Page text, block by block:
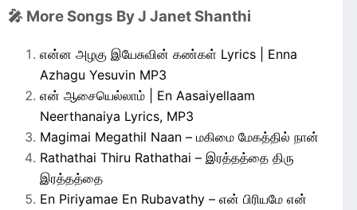
🎤 More Songs By J Janet Shanthi
என்ன அழகு இயேசுவின் கண்கள் Lyrics | Enna
Azhagu Yesuvin MP3
என் ஆசையெல்லாம் | En Aasaiyellaam
Neerthanaiya Lyrics, MP3
Magimai Megathil Naan – மகிமை மேகத்தில் நான்
Rathathai Thiru Rathathai – இரத்தத்தை திரு
இரத்தத்தை
En Piriyamae En Rubavathy – என் பிரியமே என்